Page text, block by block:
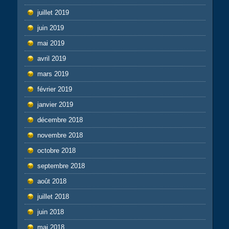
juillet 2019
juin 2019
mai 2019
avril 2019
mars 2019
février 2019
janvier 2019
décembre 2018
novembre 2018
octobre 2018
septembre 2018
août 2018
juillet 2018
juin 2018
mai 2018